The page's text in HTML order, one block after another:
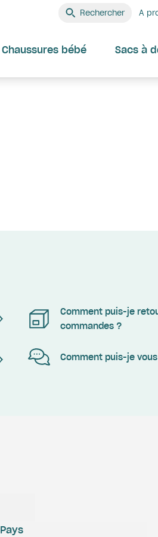
Rechercher A
Chaussures bébé Sacs à
Comment puis-je
commandes ?
Comment puis-je
Pays